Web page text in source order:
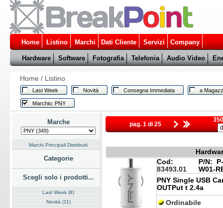
Home Listino Marchi Dati Cliente Servizi Company
Hardware Software Fotografia Telefonia Audio Video
Home / Listino
Last Week Novità Consegna Immediata a
Marchio: PNY
Marche
Marchi Principali Distribuiti
Categorie
Scegli solo i prodotti...
Last Week (8)
Novità (11)
pag. 1 di 25
Cod:
83493.01
P/N:
W01-
PNY Single USB
OUTPut t 2.4a
Ordinabile